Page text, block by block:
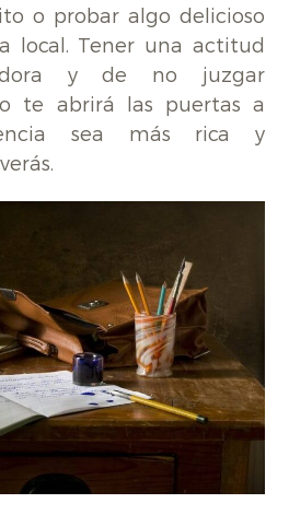
o probar algo delicioso
local. Tener una actitud
y de no juzgar
te abrirá las puertas a
sea más rica y